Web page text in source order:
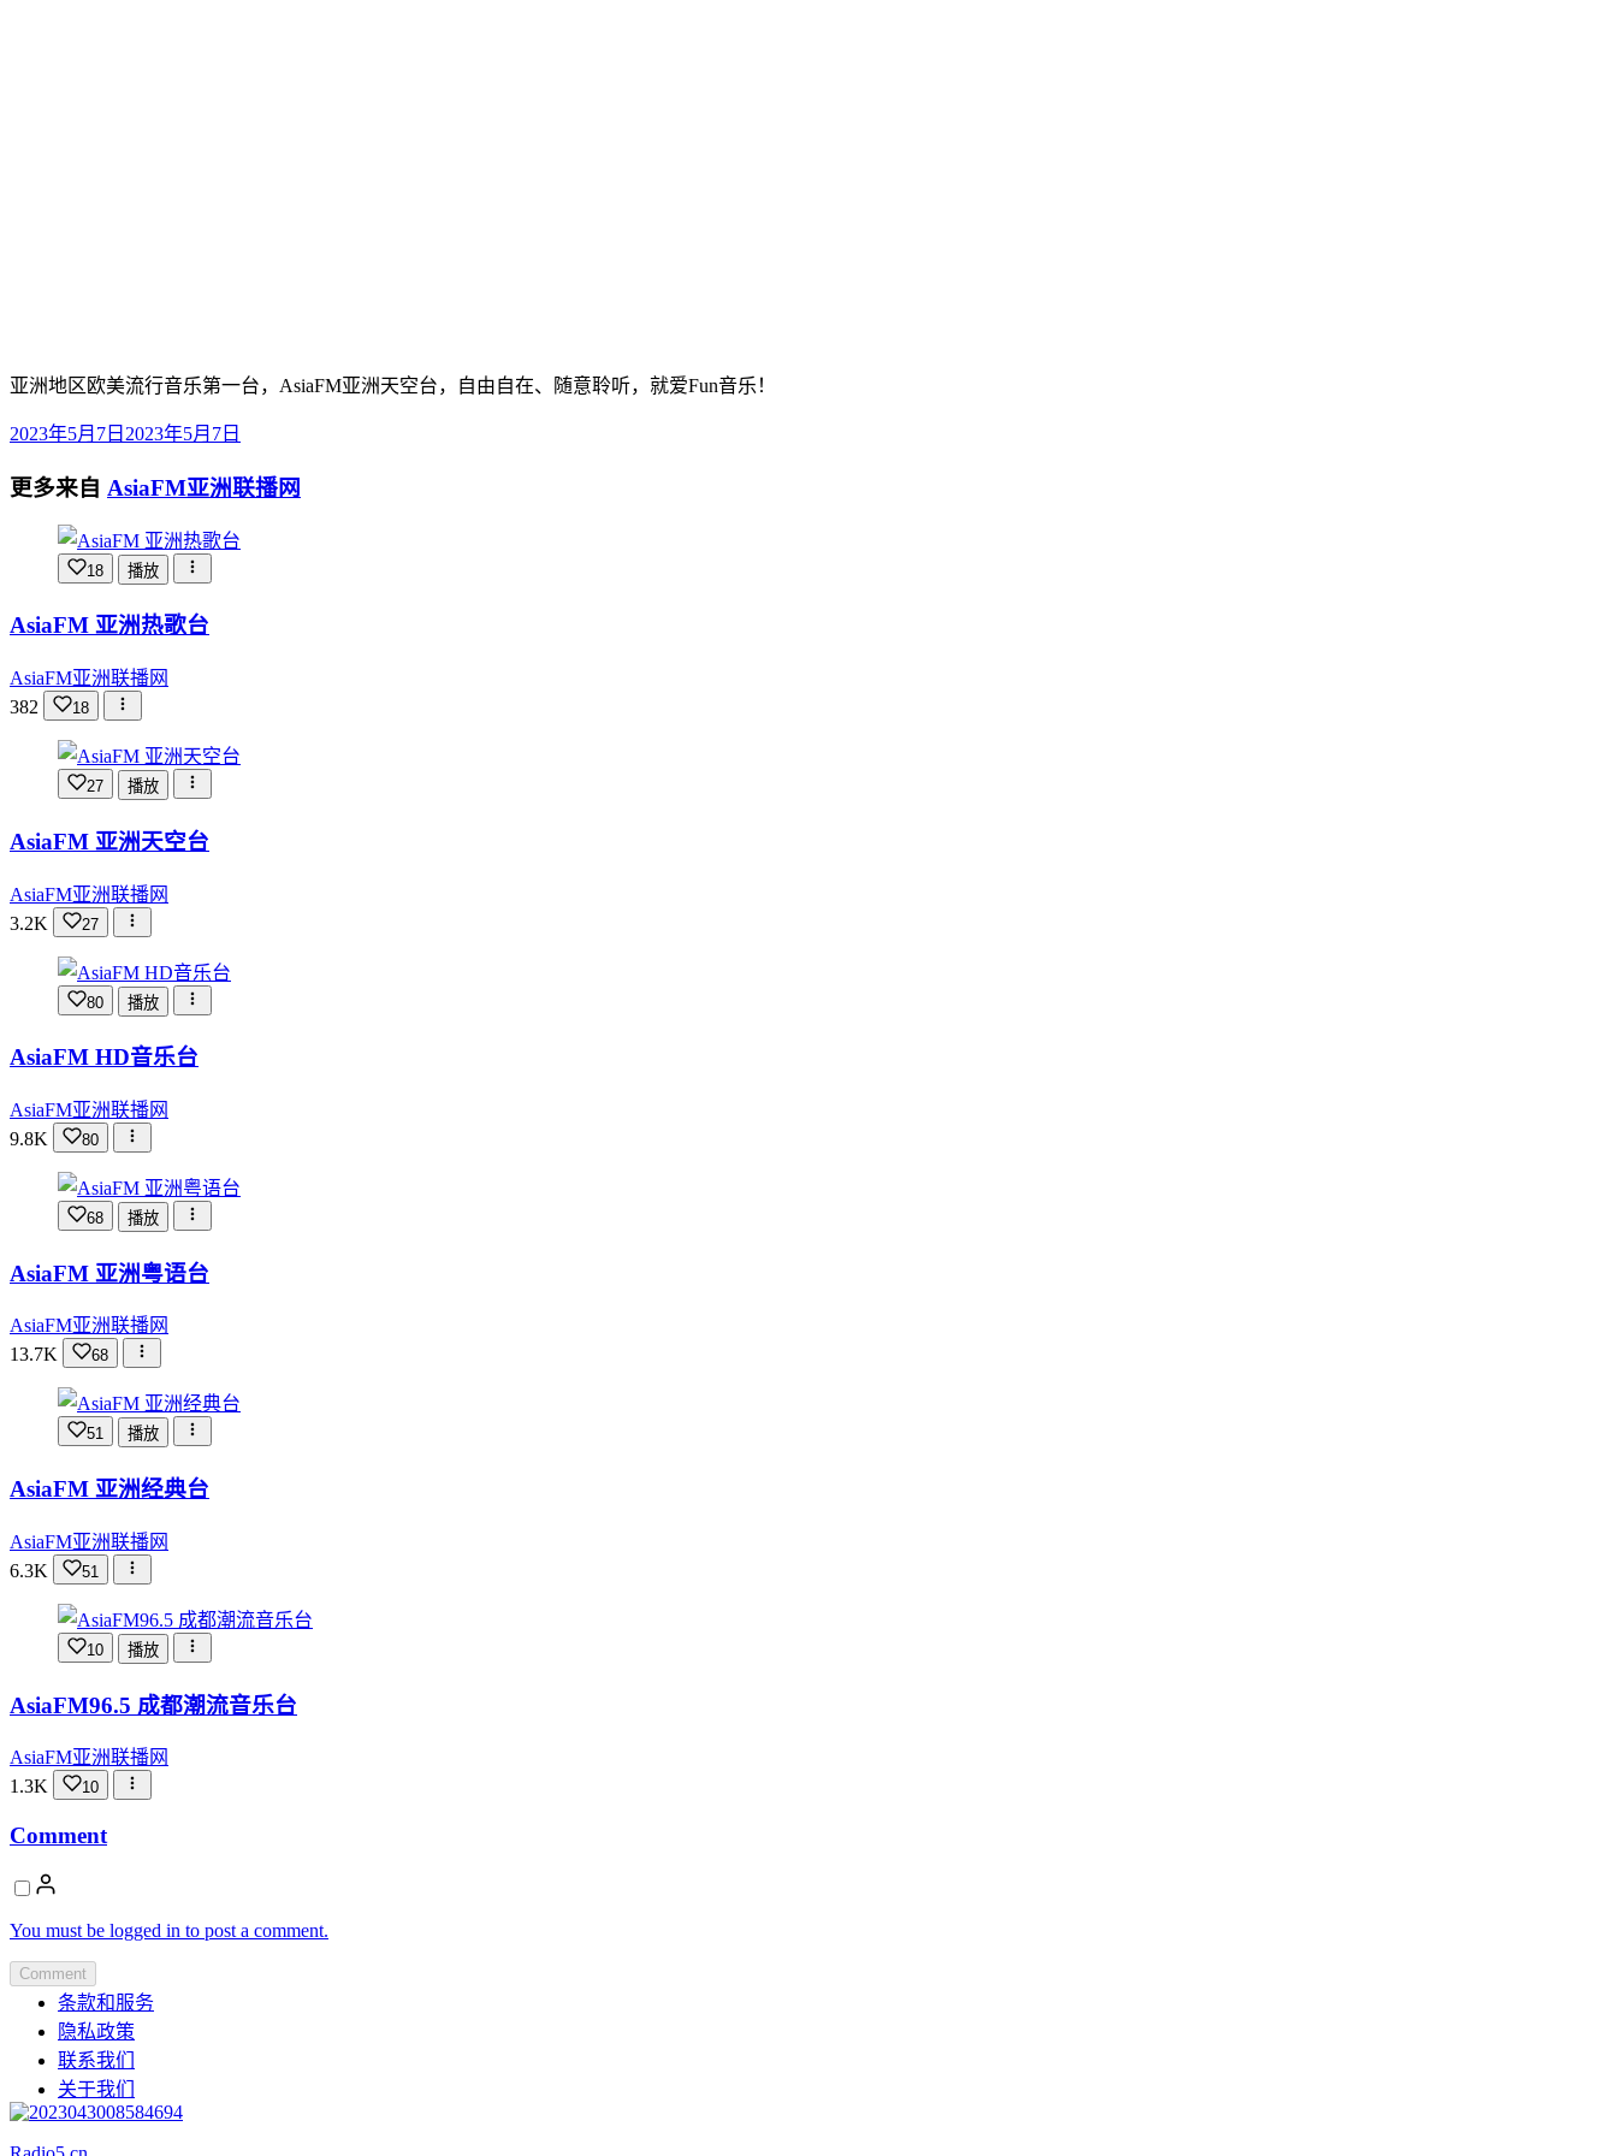
亚洲地区欧美流行音乐第一台，AsiaFM亚洲天空台，自由自在、随意聆听，就爱Fun音乐！
2023年5月7日 2023年5月7日
更多来自 AsiaFM亚洲联播网
18 播放
AsiaFM 亚洲热歌台
AsiaFM亚洲联播网
382
18
27 播放
AsiaFM 亚洲天空台
AsiaFM亚洲联播网
3.2K
27
80 播放
AsiaFM HD音乐台
AsiaFM亚洲联播网
9.8K
80
68 播放
AsiaFM 亚洲粤语台
AsiaFM亚洲联播网
13.7K
68
51 播放
AsiaFM 亚洲经典台
AsiaFM亚洲联播网
6.3K
51
10 播放
AsiaFM96.5 成都潮流音乐台
AsiaFM亚洲联播网
1.3K
10
Comment
You must be logged in to post a comment.
Comment
条款和服务
隐私政策
联系我们
关于我们